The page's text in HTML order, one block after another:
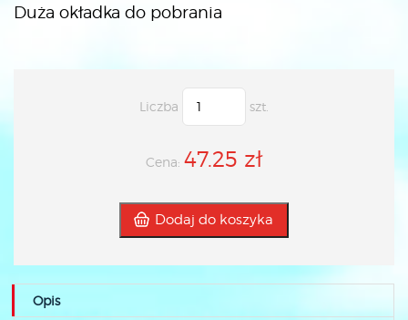
Duża okładka do pobrania
Liczba szt.
Cena: 47.25 zł
Dodaj do koszyka
Opis